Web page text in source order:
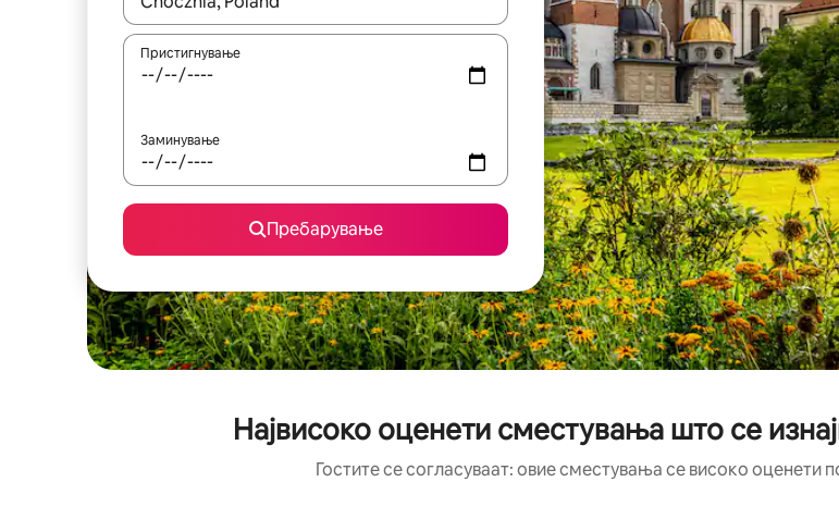
Пристигнување
Заминување
Пребарување
Највисоко оценети сместувања што се
Гостите се согласуваат: овие сместувања се високо оценети